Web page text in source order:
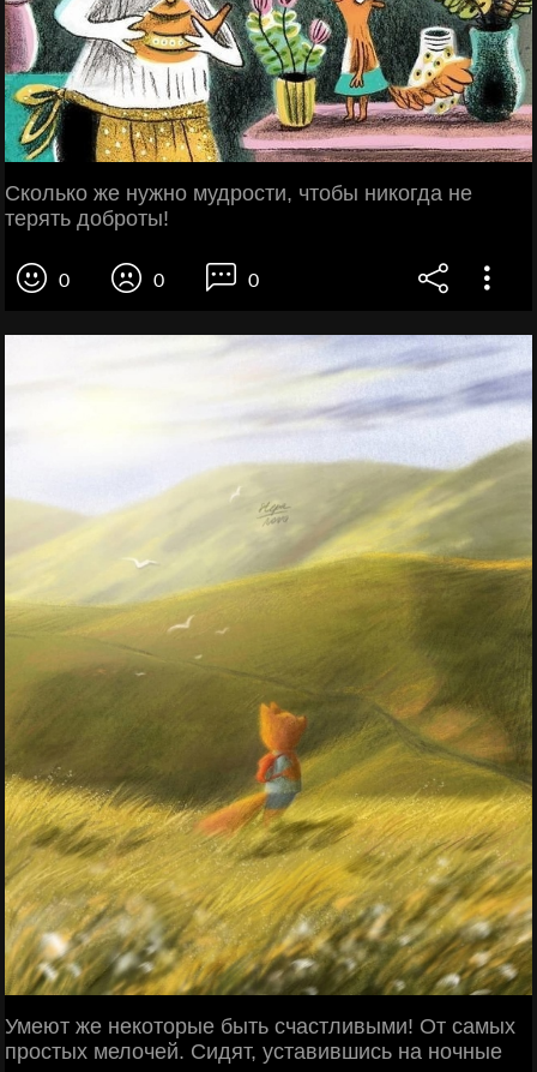
Сколько же нужно мудрости, чтобы никогда не
терять доброты!
0 0 0
Умеют же некоторые быть счастливыми! От самых
простых мелочей. Сидят, уставившись на ночные